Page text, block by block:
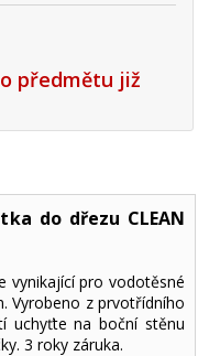
předmětu již
do dřezu CLEAN
vynikající pro vodotěsné
Vyrobeno z prvotřídního
uchyťte na boční stěnu
3 roky záruka.